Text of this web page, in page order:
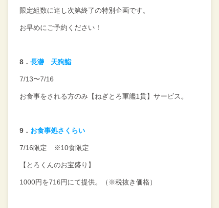
限定組数に達し次第終了の特別企画です。
お早めにご予約ください！
8 ． 長瀞 天狗鮨
7/13〜7/16
お食事をされる方のみ【ねぎとろ軍艦1貫】サービス。
9 ． お食事処さくらい
7/16限定 ※10食限定
【とろくんのお宝盛り】
1000円を716円にて提供。（※税抜き価格）